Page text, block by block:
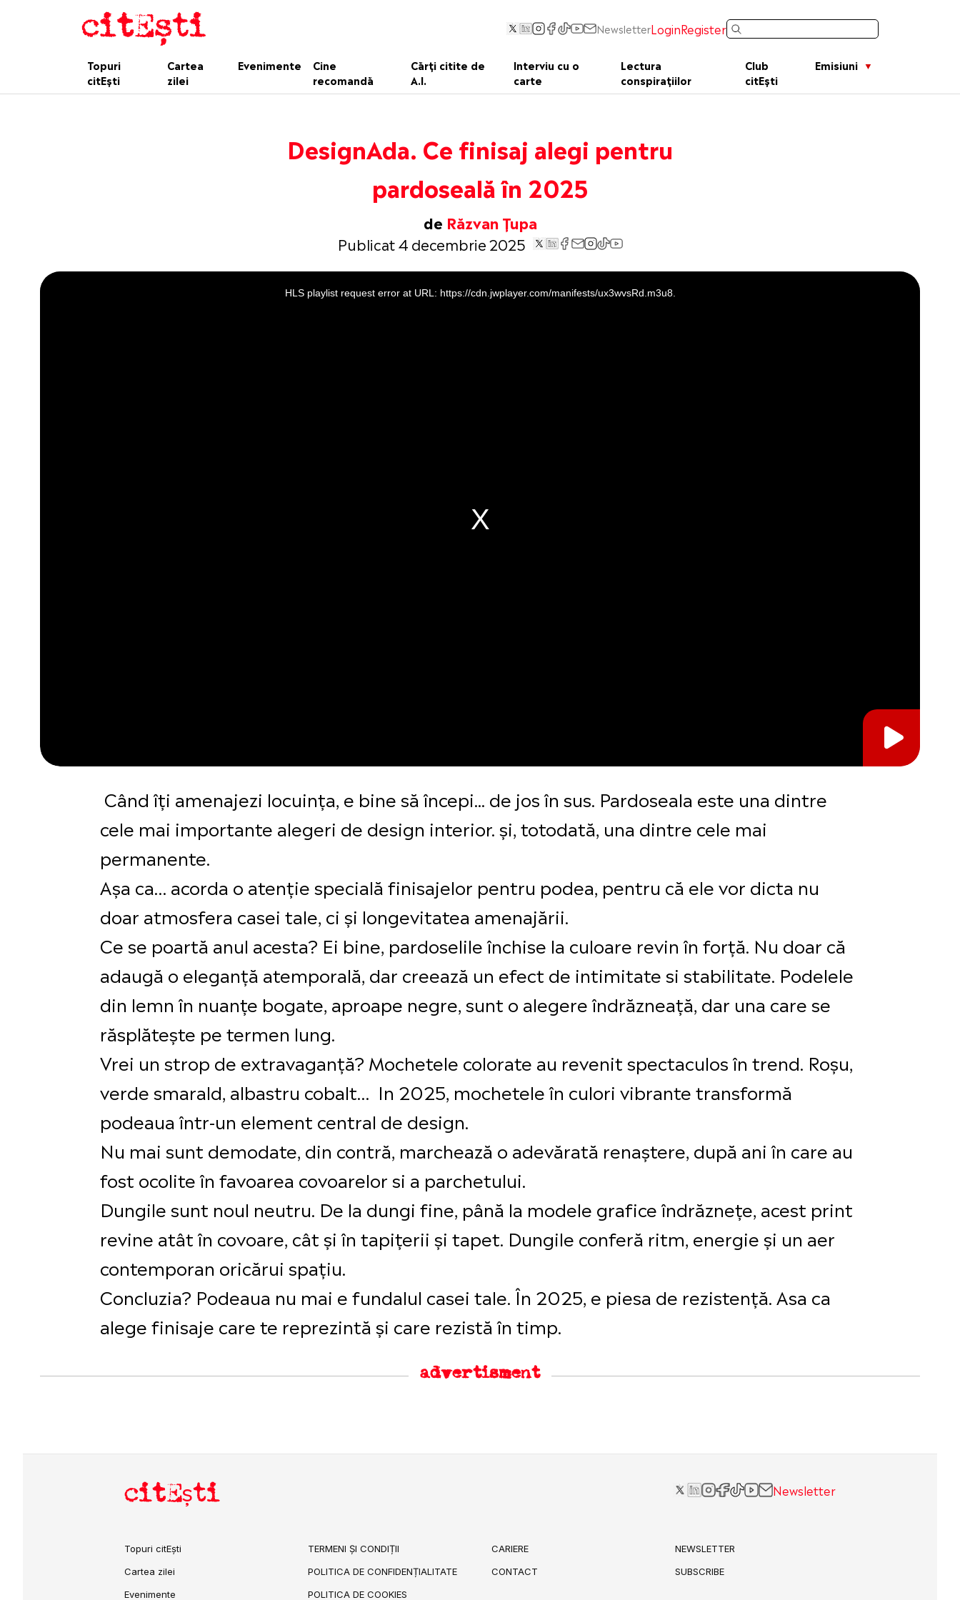
NewsletterLoginRegister
Topuri
citEști
Cartea
zilei
Evenimente
Cine
recomandă
Cărți citite de
A.I.
Interviu cu o
carte
Lectura
conspirațiilor
Club
citEști
Emisiuni
DesignAda. Ce finisaj alegi pentru
pardoseală în 2025
de Răzvan Țupa
Publicat 4 decembrie 2025
This
is
a
HLS playlist request error at URL: https://cdn.jwplayer.com/manifests/ux3wvsRd.m3u8.
Când îți amenajezi locuința, e bine să începi... de jos în sus. Pardoseala este una dintre
cele mai importante alegeri de design interior. și, totodată, una dintre cele mai
permanente.
Aşa ca… acorda o atenție specială finisajelor pentru podea, pentru că ele vor dicta nu
doar atmosfera casei tale, ci și longevitatea amenajării.
Ce se poartă anul acesta? Ei bine, pardoselile închise la culoare revin în forță. Nu doar că
adaugă o eleganță atemporală, dar creează un efect de intimitate si stabilitate. Podelele
din lemn în nuanțe bogate, aproape negre, sunt o alegere îndrăzneață, dar una care se
răsplătește pe termen lung.
Vrei un strop de extravaganță? Mochetele colorate au revenit spectaculos în trend. Roșu,
verde smarald, albastru cobalt… In 2025, mochetele în culori vibrante transformă
podeaua într-un element central de design.
Nu mai sunt demodate, din contră, marchează o adevărată renaștere, după ani în care au
fost ocolite în favoarea covoarelor si a parchetului.
Dungile sunt noul neutru. De la dungi fine, până la modele grafice îndrăznețe, acest print
revine atât în covoare, cât și în tapițerii și tapet. Dungile conferă ritm, energie și un aer
contemporan oricărui spațiu.
Concluzia? Podeaua nu mai e fundalul casei tale. În 2025, e piesa de rezistență. Asa ca
alege finisaje care te reprezintă și care rezistă în timp.
advertisment
citEști Newsletter
Topuri citEști
Cartea zilei
Evenimente
TERMENI ȘI CONDIȚII
POLITICA DE CONFIDENȚIALITATE
POLITICA DE COOKIES
CARIERE
CONTACT
NEWSLETTER
SUBSCRIBE